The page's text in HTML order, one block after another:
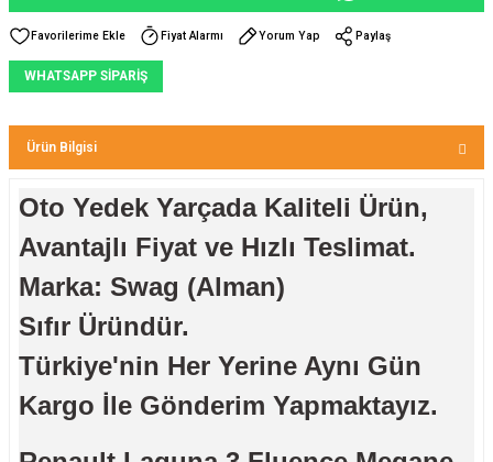
Fiyat Alarmı Yorum Yap Paylaş
WHATSAPP SİPARİŞ
Ürün Bilgisi
Oto Yedek Yarçada Kaliteli Ürün,
Avantajlı Fiyat ve Hızlı Teslimat.
Marka: Swag (Alman)
Sıfır Üründür.
Türkiye'nin Her Yerine Aynı Gün
Kargo İle Gönderim Yapmaktayız.